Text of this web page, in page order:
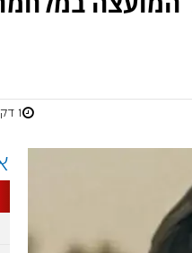
1 דקות